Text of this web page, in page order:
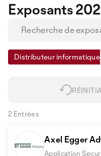
Exposants
Distributeur informatique
2 Entrées
Axel Egger
Application